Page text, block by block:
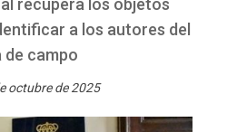
recupera los objetos
a los autores del
de campo
octubre de 2025